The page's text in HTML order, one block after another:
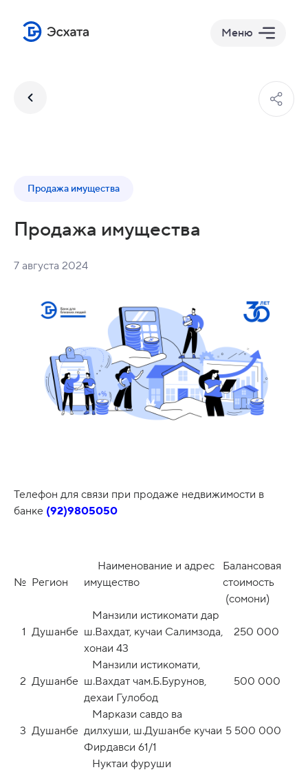
Меню
Продажа имущества
Продажа имущества
7 августа 2024
Телефон для связи при продаже недвижимости в
банке (92)9805050
№ Регион
Наименование и адрес
имущество
Балансовая
стоимость
(сомони)
1 Душанбе
Манзили истикомати дар
ш.Вахдат, кучаи Салимзода,
хонаи 43
250 000
2 Душанбе
Манзили истикомати,
ш.Вахдат чам.Б.Бурунов,
дехаи Гулобод
500 000
3 Душанбе
Маркази савдо ва
дилхуши, ш.Душанбе кучаи
Фирдавси 61/1
5 500 000
Нуктаи фуруши